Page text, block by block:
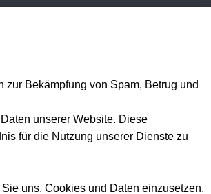
contact@tickwell-
Bekämpfung von Spam, Betrug und
unserer Website. Diese
für die Nutzung unserer Dienste zu
uns, Cookies und Daten einzusetzen,